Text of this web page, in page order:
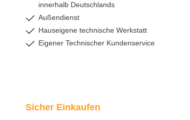
innerhalb Deutschlands
Außendienst
Hauseigene technische Werkstatt
Eigener Technischer Kundenservice
Sicher Einkaufen